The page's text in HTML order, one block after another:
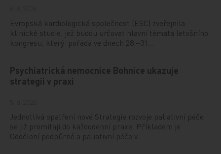
Evropská kardiologická společnost (ESC) zveřejnila
klinické studie, jež budou určovat hlavní témata letošního
kongresu, který pořádá ve dnech 28.–31…
Psychiatrická nemocnice Bohnice ukazuje
strategii v praxi
Jednotlivá opatření nové Strategie rozvoje paliativní péče
se již promítají do každodenní praxe. Příkladem je
Oddělení podpůrné a paliativní péče v…